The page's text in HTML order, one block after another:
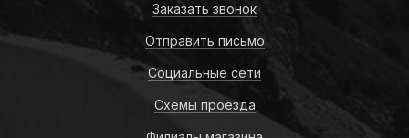
Заказать звонок
Отправить письмо
Социальные сети
Схемы проезда